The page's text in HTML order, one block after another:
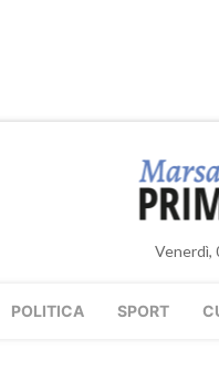
Venerdì,
POLITICA SPORT